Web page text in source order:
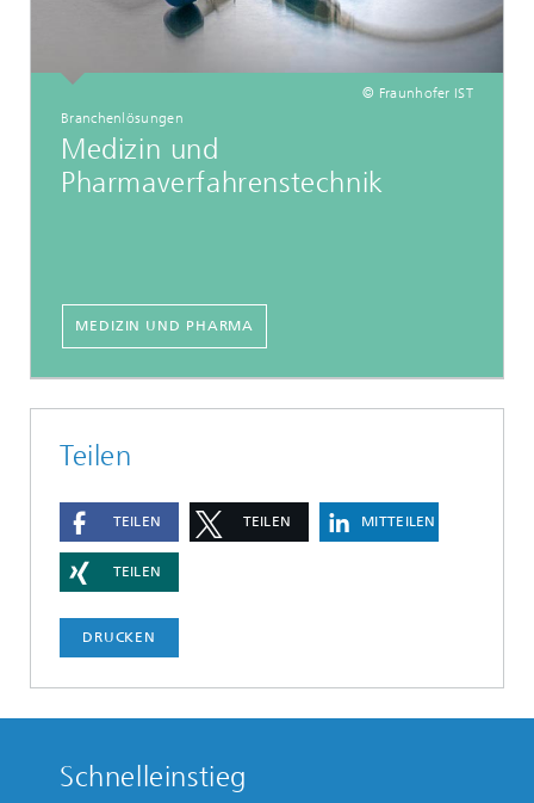
© Fraunhofer IST
Branchenlösungen
Medizin und
Pharmaverfahrenstechnik
MEDIZIN UND PHARMA
Teilen
TEILEN TEILEN MITTEILEN
TEILEN
DRUCKEN
Schnelleinstieg